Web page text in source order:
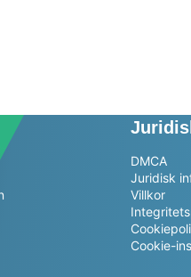
DMCA
Juridisk
Villkor
Cookie-